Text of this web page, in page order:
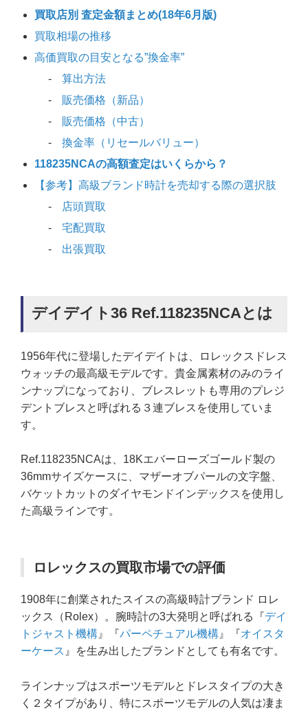
買取店別 査定金額まとめ(18年6月版)
買取相場の推移
高価買取の目安となる”換金率”
算出方法
販売価格（新品）
販売価格（中古）
換金率（リセールバリュー）
118235NCAの高額査定はいくらから？
【参考】高級ブランド時計を売却する際の選択肢
店頭買取
宅配買取
出張買取
デイデイト36 Ref.118235NCAとは
1956年代に登場したデイデイトは、ロレックスドレス
ウォッチの最高級モデルです。貴金属素材のみのライ
ンナップになっており、ブレスレットも専用のプレジ
デントブレスと呼ばれる３連ブレスを使用していま
す。
Ref.118235NCAは、18Kエバーローズゴールド製の
36mmサイズケースに、マザーオブパールの文字盤、
バケットカットのダイヤモンドインデックスを使用し
た高級ラインです。
ロレックスの買取市場での評価
1908年に創業されたスイスの高級時計ブランド ロレ
ックス（Rolex）。腕時計の3大発明と呼ばれる『デイ
トジャスト機構 』『パーペチュアル機構 』『オイスタ
ーケース 』を生み出したブランドとしても有名です。
ラインナップはスポーツモデルとドレスタイプの大き
く２タイプがあり、特にスポーツモデルの人気は凄ま